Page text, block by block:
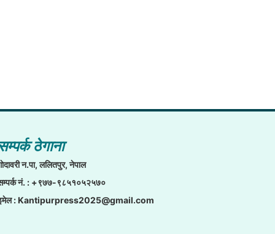
ठेगाना
न.पा, ललितपुर, नेपाल
नं. : +९७७-९८५१०५२५७०
:Kantipurpress2025@gmail.com